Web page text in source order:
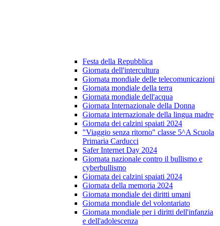
Festa della Repubblica
Giornata dell'intercultura
Giornata mondiale delle telecomunicazioni
Giornata mondiale della terra
Giornata mondiale dell'acqua
Giornata Internazionale della Donna
Giornata internazionale della lingua madre
Giornata dei calzini spaiati 2024
"Viaggio senza ritorno" classe 5^A Scuola
Primaria Carducci
Safer Internet Day 2024
Giornata nazionale contro il bullismo e
cyberbullismo
Giornata dei calzini spaiati 2024
Giornata della memoria 2024
Giornata mondiale dei diritti umani
Giornata mondiale del volontariato
Giornata mondiale per i diritti dell'infanzia
e dell'adolescenza